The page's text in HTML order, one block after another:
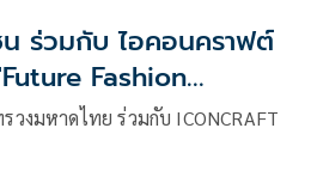
ร่วมกับ ไอคอนคราฟต์
Fashion
2025'
งมหาดไทย ร่วมกับ ICONCRAFT